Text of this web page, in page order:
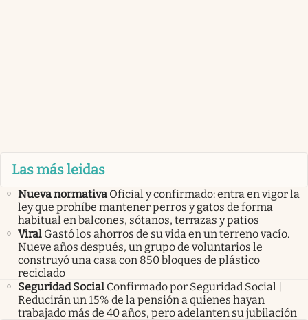
Las más leidas
Nueva normativa Oficial y confirmado: entra en vigor la
ley que prohíbe mantener perros y gatos de forma
habitual en balcones, sótanos, terrazas y patios
Viral Gastó los ahorros de su vida en un terreno vacío.
Nueve años después, un grupo de voluntarios le
construyó una casa con 850 bloques de plástico
reciclado
Seguridad Social Confirmado por Seguridad Social |
Reducirán un 15% de la pensión a quienes hayan
trabajado más de 40 años, pero adelanten su jubilación